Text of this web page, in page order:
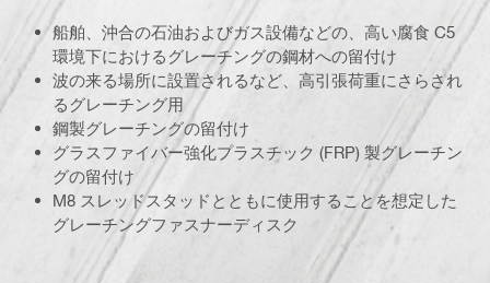
船舶、沖合の石油およびガス設備などの、高い腐食 C5
環境下におけるグレーチングの鋼材への留付け
波の来る場所に設置されるなど、高引張荷重にさらされ
るグレーチング用
鋼製グレーチングの留付け
グラスファイバー強化プラスチック (FRP) 製グレーチン
グの留付け
M8 スレッドスタッドとともに使用することを想定した
グレーチングファスナーディスク